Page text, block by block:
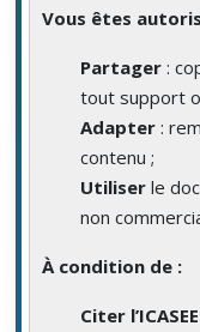
Vous êtes
Partager :
tout support
Adapter :
contenu ;
Utiliser le
non
À condition de :
Citer